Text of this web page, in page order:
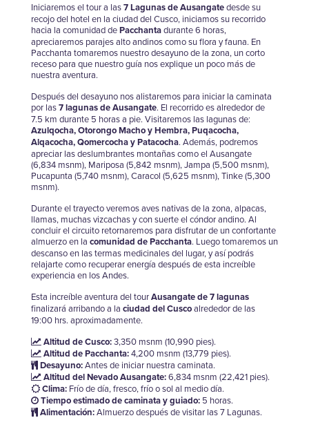
Iniciaremos el tour a las7 Lagunas de Ausangatedesde su
recojo del hotel en la ciudad del Cusco, iniciamos su recorrido
hacia la comunidad dePacchantadurante 6 horas,
apreciaremos parajes alto andinos como su flora y fauna. En
Pacchanta tomaremos nuestro desayuno de la zona, un corto
receso para que nuestro guía nos explique un poco más de
nuestra aventura.
Después del desayuno nos alistaremos para iniciar la caminata
por las7 lagunas de Ausangate. El recorrido es alrededor de
7.5 km durante 5 horas a pie. Visitaremos las lagunas de:
Azulqocha, Otorongo Macho y Hembra, Puqacocha,
Alqacocha, Qomercocha y Patacocha. Además, podremos
apreciar las deslumbrantes montañas como el Ausangate
(6,834 msnm), Mariposa (5,842 msnm), Jampa (5,500 msnm),
Pucapunta (5,740 msnm), Caracol (5,625 msnm), Tinke (5,300
msnm).
Durante el trayecto veremos aves nativas de la zona, alpacas,
llamas, muchas vizcachas y con suerte el cóndor andino. Al
concluir el circuito retornaremos para disfrutar de un confortante
almuerzo en la comunidad de Pacchanta. Luego tomaremos un
descanso en las termas medicinales del lugar, y así podrás
relajarte como recuperar energía después de esta increíble
experiencia en los Andes.
Esta increíble aventura del tourAusangate de 7 lagunas
finalizará arribando a la ciudad del Cuscoalrededor de las
19:00 hrs. aproximadamente.
Altitud de Cusco:3,350 msnm (10,990 pies).
Altitud de Pacchanta:4,200 msnm (13,779 pies).
Desayuno:Antes de iniciar nuestra caminata.
Altitud del Nevado Ausangate:6,834 msnm (22,421 pies).
Clima: Frío de día, fresco, frío o sol al medio día.
Tiempo estimado de caminata y guiado: 5 horas.
Alimentación:Almuerzo después de visitar las 7 Lagunas.